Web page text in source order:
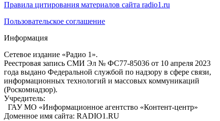
Правила цитирования материалов сайта radio1.ru
Пользовательское соглашение
Информация
Сетевое издание «Радио 1».
Реестровая запись СМИ Эл № ФС77-85036 от 10 апреля 2023
года выдано Федеральной службой по надзору в сфере связи,
информационных технологий и массовых коммуникаций
(Роскомнадзор).
Учредитель:
ГАУ МО «Информационное агентство «Контент-центр»
Доменное имя сайта: RADIO1.RU